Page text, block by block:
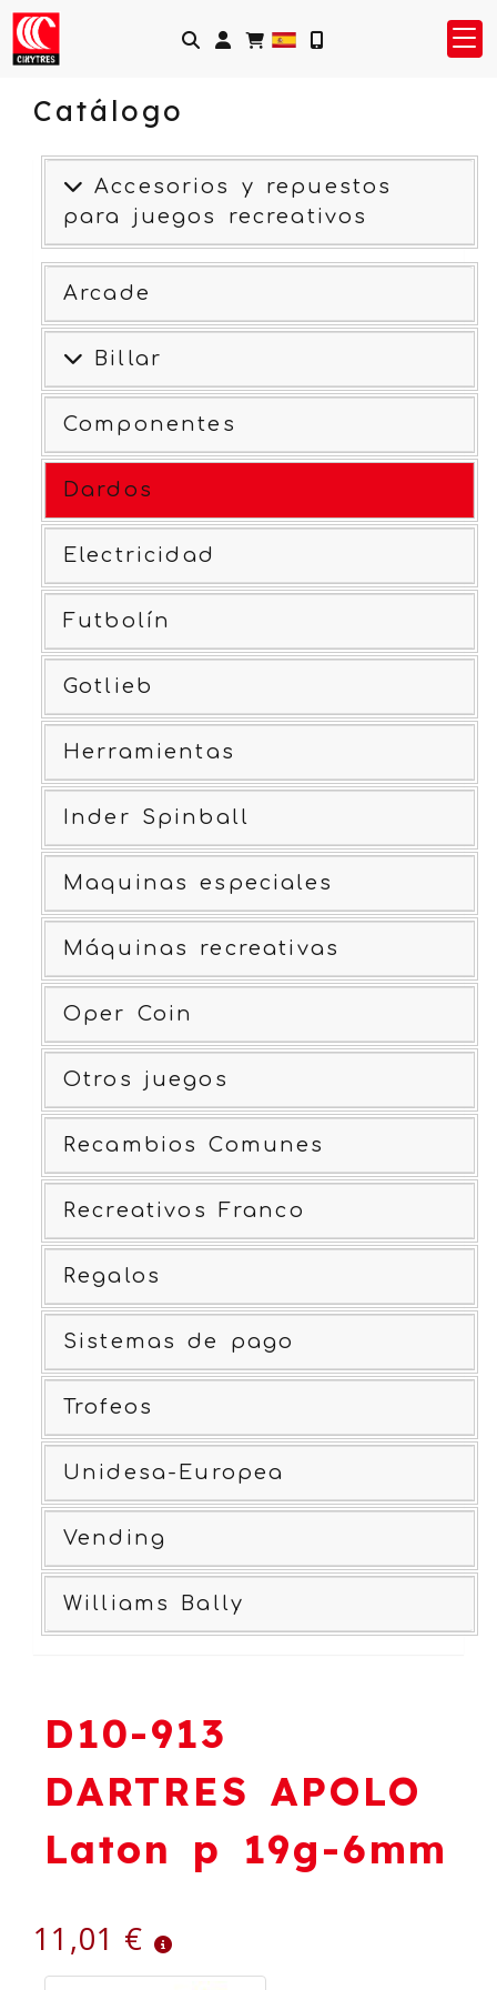
Identifícate
Catálogo
Accesorios y repuestos
para juegos recreativos
Arcade
Billar
Componentes
Dardos
Electricidad
Futbolín
Gotlieb
Herramientas
Inder Spinball
Maquinas especiales
Máquinas recreativas
Oper Coin
Otros juegos
Recambios Comunes
Recreativos Franco
Regalos
Sistemas de pago
Trofeos
Unidesa-Europea
Vending
Williams Bally
D10-913
DARTRES APOLO
Laton p 19g-6mm
11,01 €